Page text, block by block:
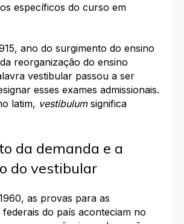
específicos do curso em
ano do surgimento do ensino
reorganização do ensino
vestibular passou a ser
esses exames admissionais.
latim, vestibulumsignifica
da demanda e a
do vestibular
as provas para as
federais do país aconteciam no